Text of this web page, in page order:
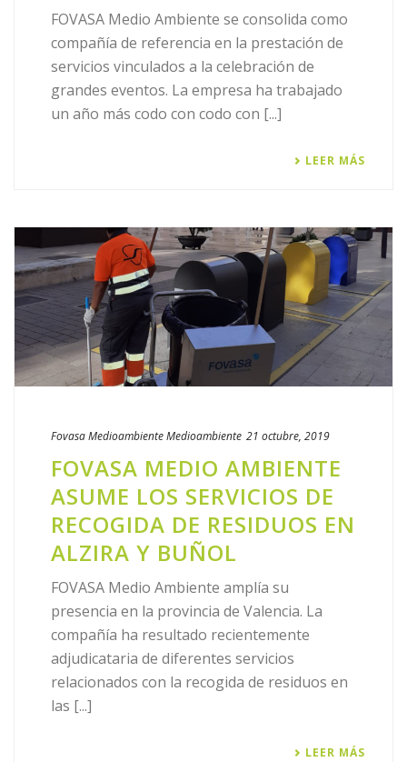
FOVASA Medio Ambiente se consolida como
compañía de referencia en la prestación de
servicios vinculados a la celebración de
grandes eventos. La empresa ha trabajado
un año más codo con codo con [...]
LEER MÁS
Fovasa MedioambienteMedioambiente 21 octubre, 2019
FOVASA MEDIO AMBIENTE
ASUME LOS SERVICIOS DE
RECOGIDA DE RESIDUOS EN
ALZIRA Y BUÑOL
FOVASA Medio Ambiente amplía su
presencia en la provincia de Valencia. La
compañía ha resultado recientemente
adjudicataria de diferentes servicios
relacionados con la recogida de residuos en
las [...]
LEER MÁS